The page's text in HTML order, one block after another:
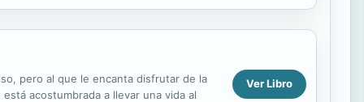
pero al que le encanta disfrutar de la
acostumbrada a llevar una vida al
Ver Libro